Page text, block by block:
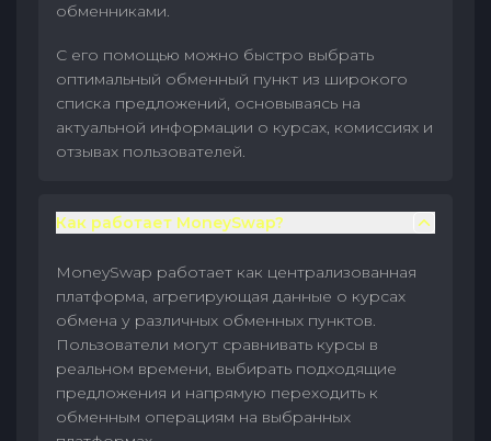
обменниками.
С его помощью можно быстро выбрать
оптимальный обменный пункт из широкого
списка предложений, основываясь на
актуальной информации о курсах, комиссиях и
отзывах пользователей.
Как работает MoneySwap?
MoneySwap работает как централизованная
платформа, агрегирующая данные о курсах
обмена у различных обменных пунктов.
Пользователи могут сравнивать курсы в
реальном времени, выбирать подходящие
предложения и напрямую переходить к
обменным операциям на выбранных